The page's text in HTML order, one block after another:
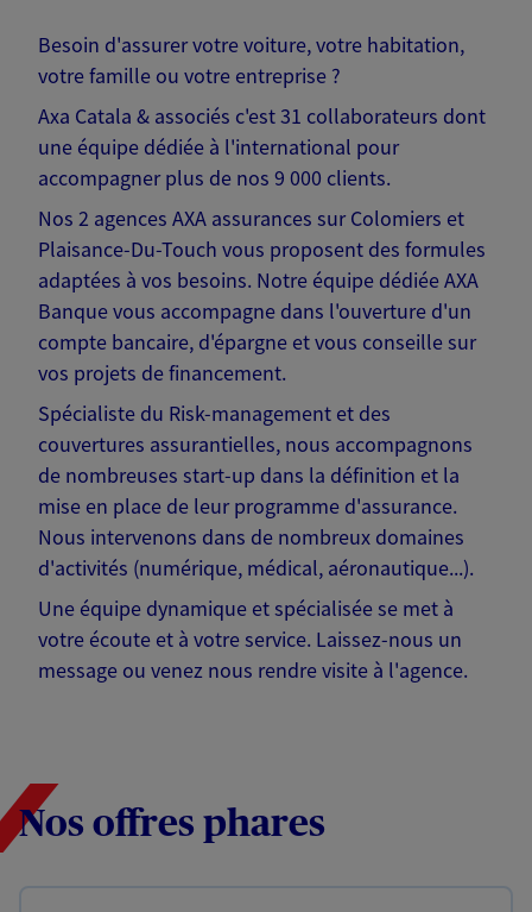
Besoin d'assurer votre voiture, votre habitation,
votre famille ou votre entreprise ?
Axa Catala & associés c'est 31 collaborateurs dont
une équipe dédiée à l'international pour
accompagner plus de nos 9 000 clients.
Nos 2 agences AXA assurances sur Colomiers et
Plaisance-Du-Touch vous proposent des formules
adaptées à vos besoins. Notre équipe dédiée AXA
Banque vous accompagne dans l'ouverture d'un
compte bancaire, d'épargne et vous conseille sur
vos projets de financement.
Spécialiste du Risk-management et des
couvertures assurantielles, nous accompagnons
de nombreuses start-up dans la définition et la
mise en place de leur programme d'assurance.
Nous intervenons dans de nombreux domaines
d'activités (numérique, médical, aéronautique...).
Une équipe dynamique et spécialisée se met à
votre écoute et à votre service. Laissez-nous un
message ou venez nous rendre visite à l'agence.
Nos offres phares